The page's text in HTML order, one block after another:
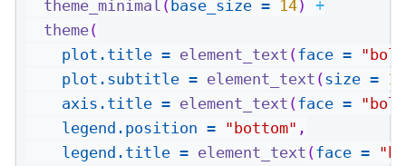
theme_minimal (base_size = 14) +
theme(
plot.title = element_text (face =
plot.subtitle = element_text (size = 12
axis.title = element_text (face =
legend.position = "bottom" ,
legend.title = element_text (face =